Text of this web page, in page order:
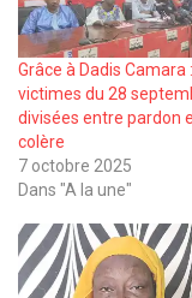
Grâce à Dadis Camara
victimes du 28
divisées entre pardon
colère
7 octobre 2025
Dans "A la une"